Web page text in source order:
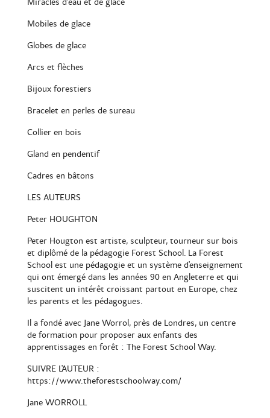
Miracles d’eau et de glace
Mobiles de glace
Globes de glace
Arcs et flèches
Bijoux forestiers
Bracelet en perles de sureau
Collier en bois
Gland en pendentif
Cadres en bâtons
LES AUTEURS
Peter HOUGHTON
Peter Hougton est artiste, sculpteur, tourneur sur bois
et diplômé de la pédagogie Forest School. La Forest
School est une pédagogie et un système d'enseignement
qui ont émergé dans les années 90 en Angleterre et qui
suscitent un intérêt croissant partout en Europe, chez
les parents et les pédagogues.
Il a fondé avec Jane Worrol, près de Londres, un centre
de formation pour proposer aux enfants des
apprentissages en forêt : The Forest School Way.
SUIVRE L'AUTEUR :
https://www.theforestschoolway.com/
Jane WORROLL